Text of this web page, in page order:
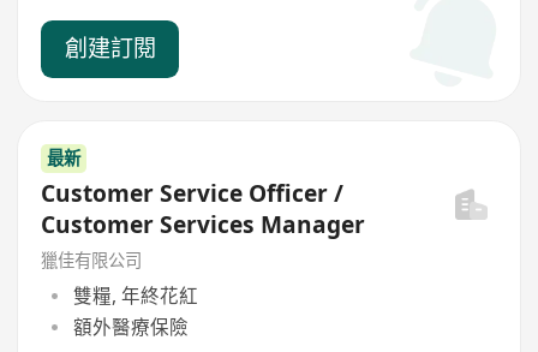
創建訂閱
最新
Customer Service Officer /
Customer Services Manager
獵佳有限公司
雙糧, 年終花紅
額外醫療保險